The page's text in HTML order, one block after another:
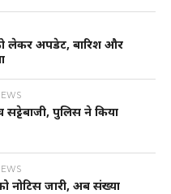
लेकर अपडेट, बारिश और
सट्टेबाजी, पुलिस ने किया
नोटिस जारी, अब संख्या